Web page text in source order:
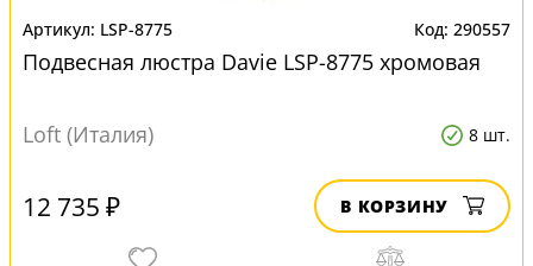
LSP-8775 290557
Подвесная люстра Davie LSP-8775 хромовая
Loft (Италия) 8 шт.
12 735 ₽ В КОРЗИНУ